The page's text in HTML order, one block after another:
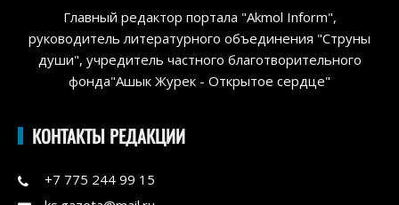
Главный редактор портала "Akmol Inform",
руководитель литературного объединения "Струны
души", учредитель частного благотворительного
фонда"Ашык Журек - Открытое сердце"
КОНТАКТЫ РЕДАКЦИИ
+7 775 244 99 15